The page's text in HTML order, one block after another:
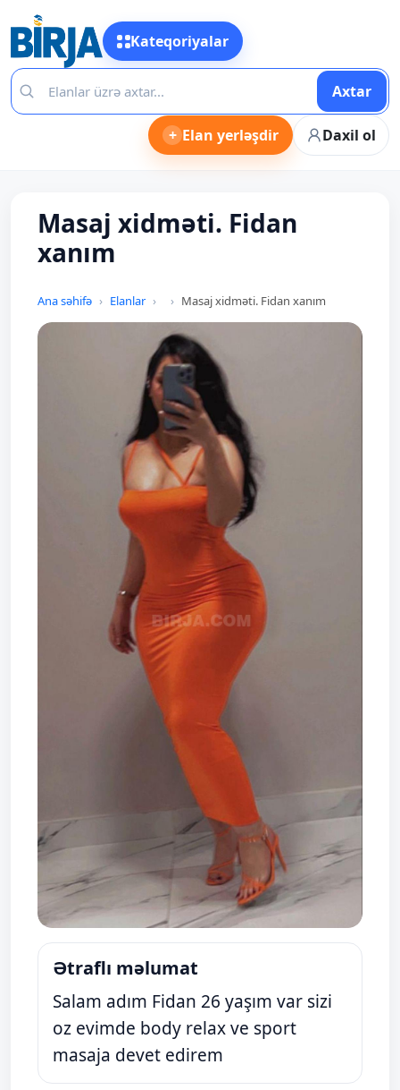
Kateqoriyalar
Axtar
+ Elan yerləşdir Daxil ol
Masaj xidməti. Fidan
xanım
Ana səhifə Elanlar Masaj xidməti. Fidan xanım
Ətraflı məlumat
Salam adım Fidan 26 yaşım var sizi
oz evimde body relax ve sport
masaja devet edirem